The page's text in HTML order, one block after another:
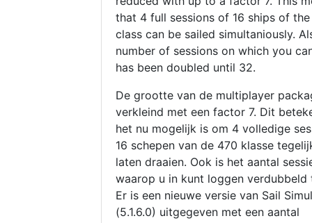
that 4 full sessions of 16 ships of
class can be sailed simultaniously.
number of sessions on which you
has been doubled until 32.
De grootte van de multiplayer
verkleind met een factor 7. Dit
het nu mogelijk is om 4 volledige
16 schepen van de 470 klasse
laten draaien. Ook is het aantal
waarop u in kunt loggen verdubbeld
Er is een nieuwe versie van Sail
(5.1.6.0) uitgegeven met een aantal